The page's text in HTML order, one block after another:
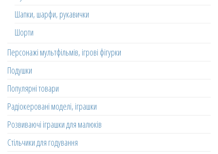
Шапки, шарфи, рукавички
Шорти
Персонажі мультфільмів, ігрові фігурки
Подушки
Популярні товари
Радіокеровані моделі, іграшки
Розвиваючі іграшки для малюків
Стільчики для годування